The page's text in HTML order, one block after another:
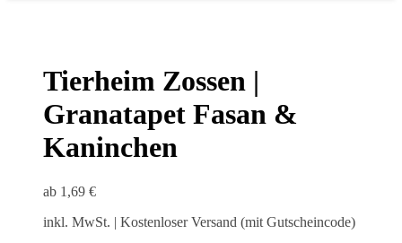
Tierheim Zossen |
Granatapet Fasan &
Kaninchen
ab 1,69 €
inkl. MwSt. | Kostenloser Versand (mit Gutscheincode)